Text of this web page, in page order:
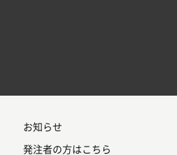
お知らせ
発注者の方はこちら